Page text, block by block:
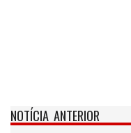
NOTÍCIA ANTERIOR